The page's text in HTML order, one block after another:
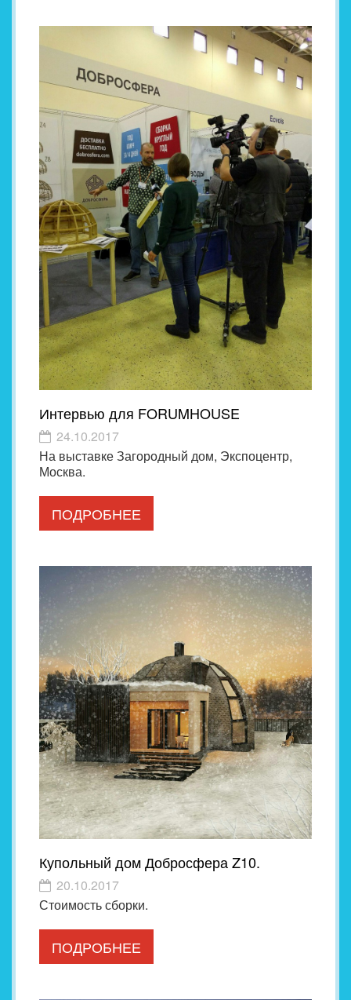
Интервью для FORUMHOUSE
24.10.2017
На выставке Загородный дом, Экспоцентр,
Москва.
ПОДРОБНЕЕ
Купольный дом Добросфера Z10.
20.10.2017
Стоимость сборки.
ПОДРОБНЕЕ